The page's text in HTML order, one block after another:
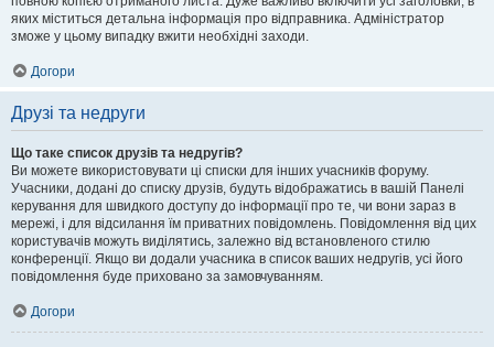
яких міститься детальна інформація про відправника. Адміністратор
зможе у цьому випадку вжити необхідні заходи.
Догори
Друзі та недруги
Що таке список друзів та недругів?
Ви можете використовувати ці списки для інших учасників форуму.
Учасники, додані до списку друзів, будуть відображатись в вашій Панелі
керування для швидкого доступу до інформації про те, чи вони зараз в
мережі, і для відсилання їм приватних повідомлень. Повідомлення від цих
користувачів можуть виділятись, залежно від встановленого стилю
конференції. Якщо ви додали учасника в список ваших недругів, усі його
повідомлення буде приховано за замовчуванням.
Догори